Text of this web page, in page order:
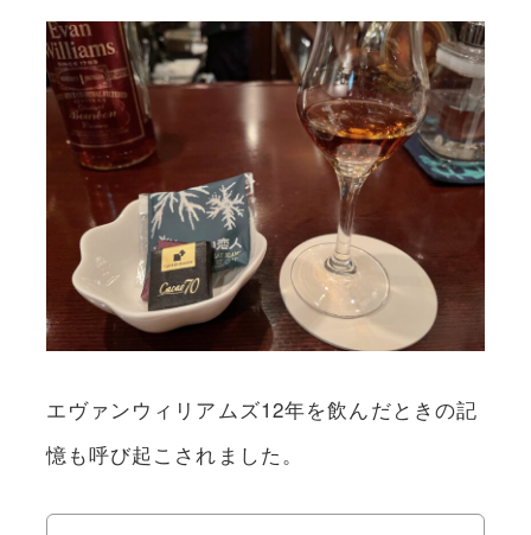
エヴァンウィリアムズ12年を飲んだときの記
憶も呼び起こされました。